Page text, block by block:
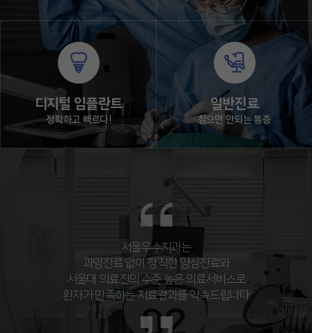
디지털 임플란트
정확하고 빠르다!
일반진료
참으면 안되는 통증
서울우수치과는
과잉진료 없이 정직한 양심진료와
서울대 의료진의 수준 높은 의료서비스로
환자가 만족하는 치료결과를 약속드립니다